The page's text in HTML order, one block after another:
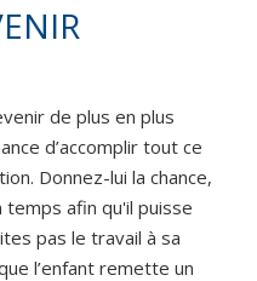
de plus en plus
d’accomplir tout ce
Donnez-lui la chance,
afin qu'il puisse
pas le travail à sa
l’enfant remette un